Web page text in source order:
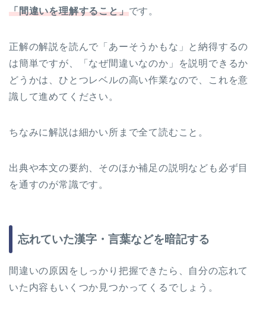
「間違いを理解すること」です。
正解の解説を読んで「あーそうかもな」と納得するの
は簡単ですが、「なぜ間違いなのか」を説明できるか
どうかは、ひとつレベルの高い作業なので、これを意
識して進めてください。
ちなみに解説は細かい所まで全て読むこと。
出典や本文の要約、そのほか補足の説明なども必ず目
を通すのが常識です。
忘れていた漢字・言葉などを暗記する
間違いの原因をしっかり把握できたら、自分の忘れて
いた内容もいくつか見つかってくるでしょう。